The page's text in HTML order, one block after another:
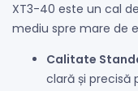
XT3-40 este un cal
mediu spre mare de
Calitate
clară și precisă